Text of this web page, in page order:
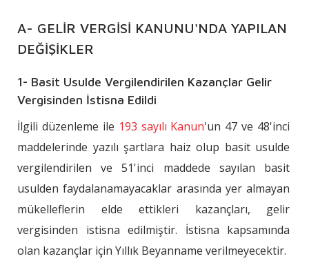
A- GELİR VERGİSİ KANUNU'NDA YAPILAN
DEĞİŞİKLER
1- Basit Usulde Vergilendirilen Kazançlar Gelir
Vergisinden İstisna Edildi
İlgili düzenleme ile 193 sayılı Kanun'un 47 ve 48'inci
maddelerinde yazılı şartlara haiz olup basit usulde
vergilendirilen ve 51'inci maddede sayılan basit
usulden faydalanamayacaklar arasında yer almayan
mükelleflerin elde ettikleri kazançları, gelir
vergisinden istisna edilmiştir. İstisna kapsamında
olan kazançlar için Yıllık Beyanname verilmeyecektir.